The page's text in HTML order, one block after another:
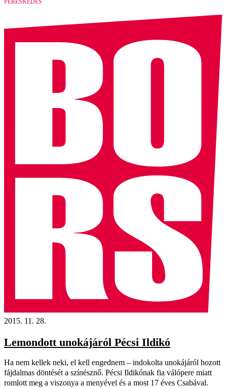
PERESKEDÉS
2015. 11. 28.
Lemondott unokájáról Pécsi Ildikó
Ha nem kellek neki, el kell engednem – indokolta unokájáról hozott
fájdalmas döntését a színésznő. Pécsi Ildikónak fia válópere miatt
romlott meg a viszonya a menyével és a most 17 éves Csabával.